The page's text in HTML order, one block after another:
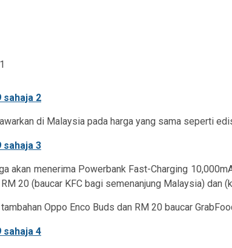
di Malaysia pada harga yang sama seperti
akan menerima Powerbank Fast-Charging
20 (baucar KFC bagi semenanjung Malaysia) dan
Oppo Enco Buds dan RM 20 baucar